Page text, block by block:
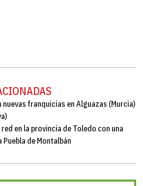
nuevas franquicias en Alguazas (Murcia)
en la provincia de Toledo con una
Puebla de Montalbán